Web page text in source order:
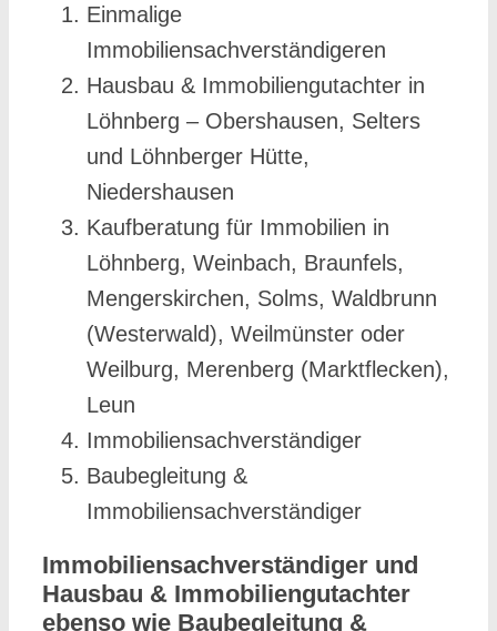
Einmalige
Immobiliensachverständigeren
Hausbau & Immobiliengutachter in
Löhnberg – Obershausen, Selters
und Löhnberger Hütte,
Niedershausen
Kaufberatung für Immobilien in
Löhnberg, Weinbach, Braunfels,
Mengerskirchen, Solms, Waldbrunn
(Westerwald), Weilmünster oder
Weilburg, Merenberg (Marktflecken),
Leun
Immobiliensachverständiger
Baubegleitung &
Immobiliensachverständiger
Immobiliensachverständiger und
Hausbau & Immobiliengutachter
ebenso wie Baubegleitung &